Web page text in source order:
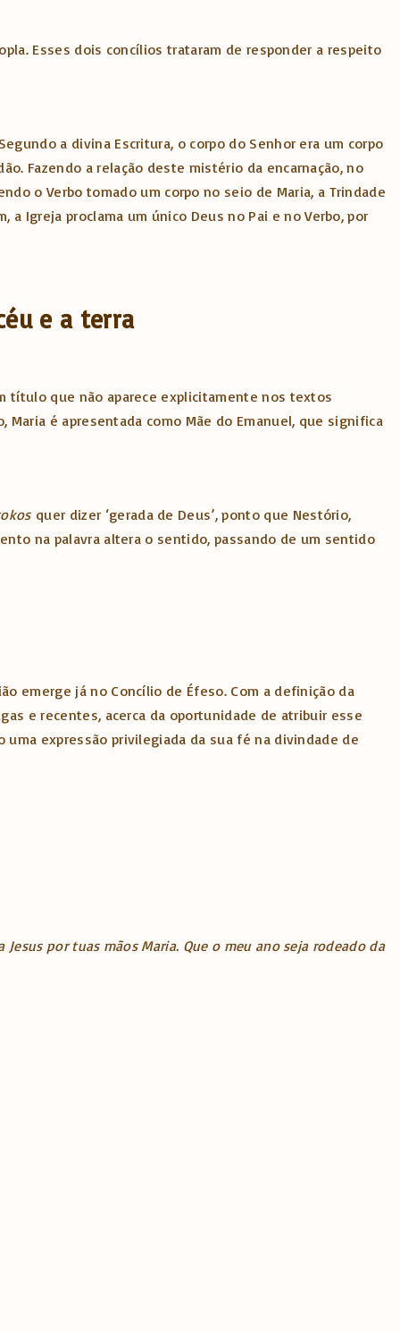
Esses dois concílios trataram de responder a respeito
a divina Escritura, o corpo do Senhor era um corpo
Fazendo a relação deste mistério da encarnação, no
o Verbo tomado um corpo no seio de Maria, a Trindade
Igreja proclama um único Deus no Pai e no Verbo, por
e a terra
título que não aparece explicitamente nos textos
Maria é apresentada como Mãe do Emanuel, que significa
quer dizer ‘gerada de Deus’, ponto que Nestório,
na palavra altera o sentido, passando de um sentido
emerge já no Concílio de Éfeso. Com a definição da
e recentes, acerca da oportunidade de atribuir esse
expressão privilegiada da sua fé na divindade de
por tuas mãos Maria. Que o meu ano seja rodeado da